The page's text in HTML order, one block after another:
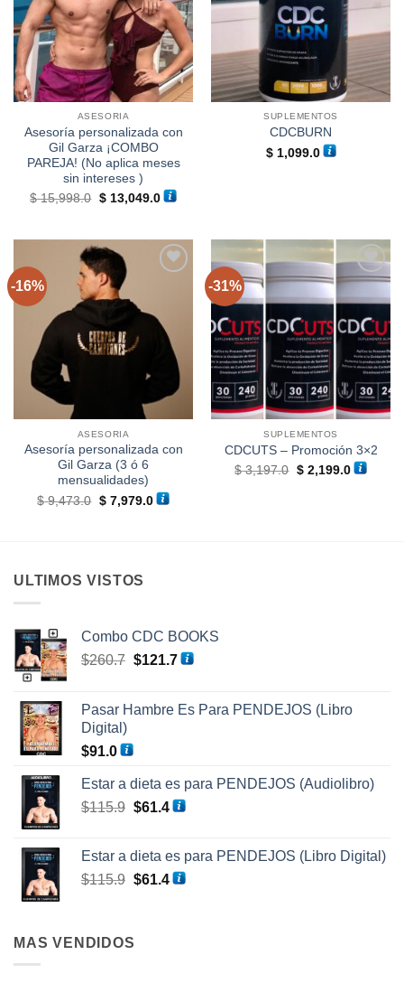
deseos
ASESORIA
Asesoría personalizada con
Gil Garza ¡COMBO
PAREJA! (No aplica meses
sin intereses )
$15,998.0 El
precio
$ 15,998.0.
$13,049.0El
precio
$ 13,049.0.
deseos
SUPLEMENTOS
CDCBURN
$1,099.0
-16%
deseos
ASESORIA
Asesoría personalizada con
Gil Garza (3 ó 6
mensualidades)
$9,473.0 El
precio
$7,979.0El
precio
-31%
Añadir
a la
deseos
SUPLEMENTOS
CDCUTS – Promoción 3×2
$3,197.0 El
precio
$2,199.0El
precio
ULTIMOS VISTOS
Combo CDC BOOKS
$260.7 El
era:
$121.7El
es:
Pasar Hambre Es Para PENDEJOS (Libro
Digital)
$91.0
Estar a dieta es para PENDEJOS (Audiolibro)
$115.9 El
era:
$115.9.
$61.4El
es:
$61.4.
Estar a dieta es para PENDEJOS (Libro Digital)
$115.9 El
era:
$61.4El
MAS VENDIDOS